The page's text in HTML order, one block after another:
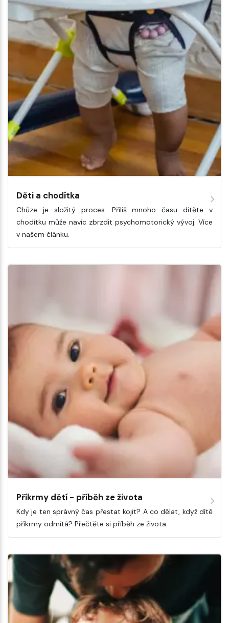
Děti a chodítka
Chůze je složitý proces. Příliš mnoho času dítěte v
chodítku může navíc zbrzdit psychomotorický vývoj. Více
v našem článku.
Příkrmy dětí - příběh ze života
Kdy je ten správný čas přestat kojit? A co dělat, když dítě
příkrmy odmítá? Přečtěte si příběh ze života.